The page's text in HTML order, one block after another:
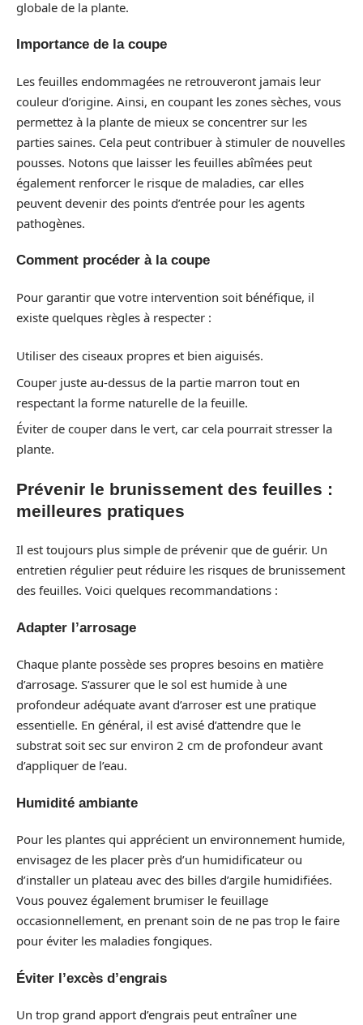
globale de la plante.
Importance de la coupe
Les feuilles endommagées ne retrouveront jamais leur
couleur d’origine. Ainsi, en coupant les zones sèches, vous
permettez à la plante de mieux se concentrer sur les
parties saines. Cela peut contribuer à stimuler de nouvelles
pousses. Notons que laisser les feuilles abîmées peut
également renforcer le risque de maladies, car elles
peuvent devenir des points d’entrée pour les agents
pathogènes.
Comment procéder à la coupe
Pour garantir que votre intervention soit bénéfique, il
existe quelques règles à respecter :
Utiliser des ciseaux propres et bien aiguisés.
Couper juste au-dessus de la partie marron tout en
respectant la forme naturelle de la feuille.
Éviter de couper dans le vert, car cela pourrait stresser la
plante.
Prévenir le brunissement des feuilles :
meilleures pratiques
Il est toujours plus simple de prévenir que de guérir. Un
entretien régulier peut réduire les risques de brunissement
des feuilles. Voici quelques recommandations :
Adapter l’arrosage
Chaque plante possède ses propres besoins en matière
d’arrosage. S’assurer que le sol est humide à une
profondeur adéquate avant d’arroser est une pratique
essentielle. En général, il est avisé d’attendre que le
substrat soit sec sur environ 2 cm de profondeur avant
d’appliquer de l’eau.
Humidité ambiante
Pour les plantes qui apprécient un environnement humide,
envisagez de les placer près d’un humidificateur ou
d’installer un plateau avec des billes d’argile humidifiées.
Vous pouvez également brumiser le feuillage
occasionnellement, en prenant soin de ne pas trop le faire
pour éviter les maladies fongiques.
Éviter l’excès d’engrais
Un trop grand apport d’engrais peut entraîner une